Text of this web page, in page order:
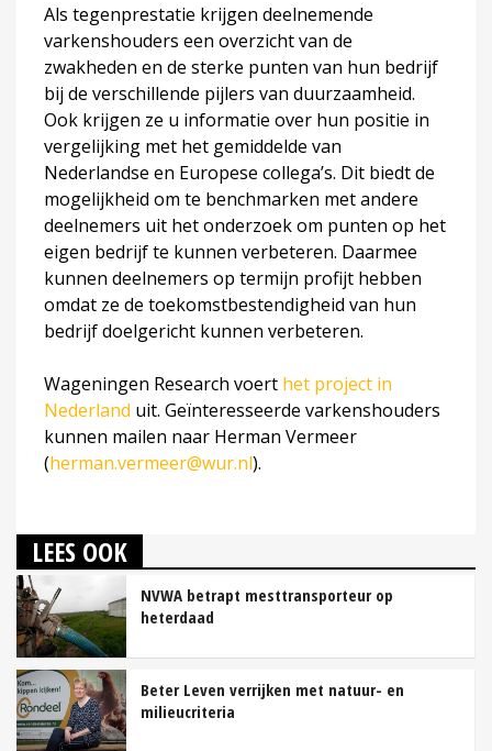
Als tegenprestatie krijgen deelnemende
varkenshouders een overzicht van de
zwakheden en de sterke punten van hun bedrijf
bij de verschillende pijlers van duurzaamheid.
Ook krijgen ze u informatie over hun positie in
vergelijking met het gemiddelde van
Nederlandse en Europese collega’s. Dit biedt de
mogelijkheid om te benchmarken met andere
deelnemers uit het onderzoek om punten op het
eigen bedrijf te kunnen verbeteren. Daarmee
kunnen deelnemers op termijn profijt hebben
omdat ze de toekomstbestendigheid van hun
bedrijf doelgericht kunnen verbeteren.
Wageningen Research voert het project in
Nederland uit. Geïnteresseerde varkenshouders
kunnen mailen naar Herman Vermeer
(herman.vermeer@wur.nl).
LEES OOK
NVWA betrapt mesttransporteur op
heterdaad
Beter Leven verrijken met natuur- en
milieucriteria